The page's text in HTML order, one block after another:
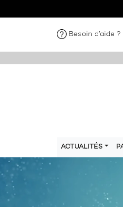
Besoin d’aide ?
ACTUALITÉS